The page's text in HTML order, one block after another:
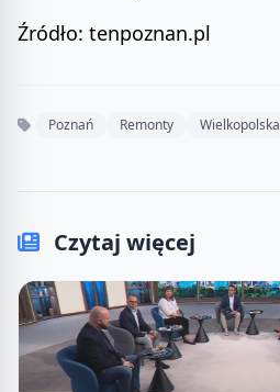
Źródło: tenpoznan.pl
Poznań Remonty Wielkopolska
Czytaj więcej